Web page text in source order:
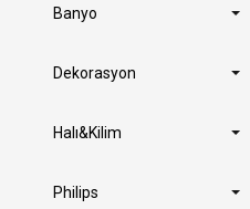
Banyo
Dekorasyon
Halı&Kilim
Philips